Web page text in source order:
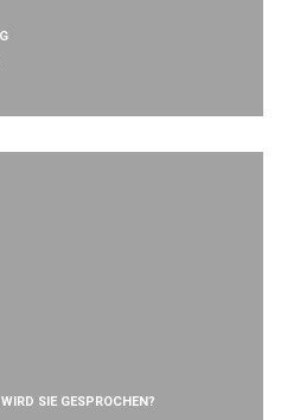
SIE GESPROCHEN?